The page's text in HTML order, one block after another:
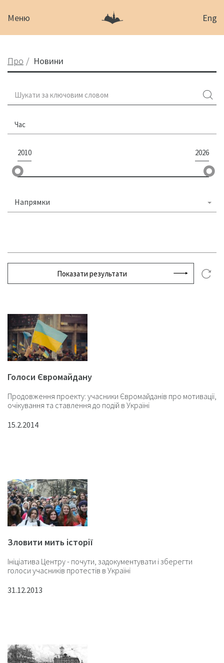
Меню Eng
Про Новини
Час
2010 2026
Напрямки
Показати результати
Голоси Євромайдану
Продовження проекту: учасники Євромайданів про мотивації,
очікування та ставлення до подій в Україні
15.2.2014
Зловити мить історії
Ініціатива Центру - почути, задокументувати і зберегти
голоси учасників протестів в Україні
31.12.2013